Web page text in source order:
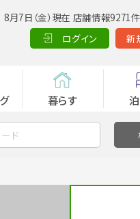
8月7日（金）現在 店舗情報9271
ログイン
新
暮らす